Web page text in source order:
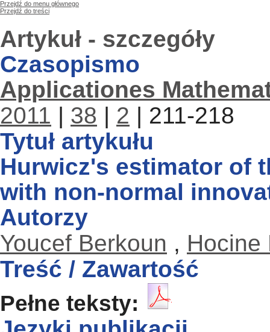
Przejdź do menu głównego
Przejdź do treści
Artykuł - szczegóły
Czasopismo
Applicationes
2011 | 38 | 2 | 211-218
Tytuł artykułu
Hurwicz's estimator of
with non-normal
Autorzy
Youcef Berkoun , Hocine
Treść / Zawartość
Pełne teksty: